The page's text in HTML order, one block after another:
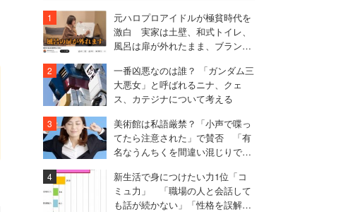
元ハロプロアイドルが極貧時代を
激白 実家は土壁、和式トイレ、
風呂は扉が外れたまま、ブランド
も
一番凶悪なのは誰？ 「ガンダム三
大悪女」と呼ばれるニナ、クェ
ス、カテジナについて考える
美術館は私語厳禁？「小声で喋っ
てたら注意された」で賛否 「有
名なうんちくを間違い混じりで説
新生活で身につけたい力1位「コ
ミュ力」 「職場の人と会話して
も話が続かない」「性格を誤解さ